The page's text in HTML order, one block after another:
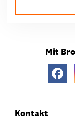
Mit
Kontakt